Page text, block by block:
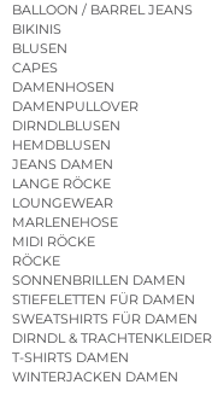
BALLOON / BARREL JEANS
BIKINIS
BLUSEN
CAPES
DAMENHOSEN
DAMENPULLOVER
DIRNDLBLUSEN
HEMDBLUSEN
JEANS DAMEN
LANGE RÖCKE
LOUNGEWEAR
MARLENEHOSE
MIDI RÖCKE
RÖCKE
SONNENBRILLEN DAMEN
STIEFELETTEN FÜR DAMEN
SWEATSHIRTS FÜR DAMEN
DIRNDL & TRACHTENKLEIDER
T-SHIRTS DAMEN
WINTERJACKEN DAMEN